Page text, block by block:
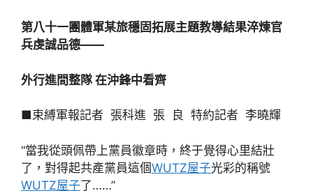
第八十一團體軍某旅穩固拓展主題教導結果淬煉官
兵虔誠品德——
外行進間整隊 在沖鋒中看齊
■束縛軍報記者 張科進 張 良 特約記者 李曉輝
“當我從頭佩帶上黨員徽章時，終于覺得心里結壯
了，對得起共產黨員這個WUTZ屋子光彩的稱號
WUTZ屋子了……”